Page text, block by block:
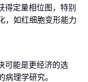
得定量相位图，特别
，如红细胞变形能力
可能是更经济的选
病理学研究。